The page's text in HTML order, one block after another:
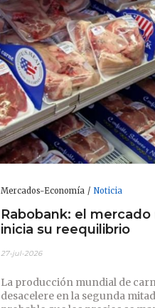
Mercados-Economía Noticia
Rabobank: el
inicia su reequilibrio
27-jul-2026
La producción mundial de
desacelere en la segunda